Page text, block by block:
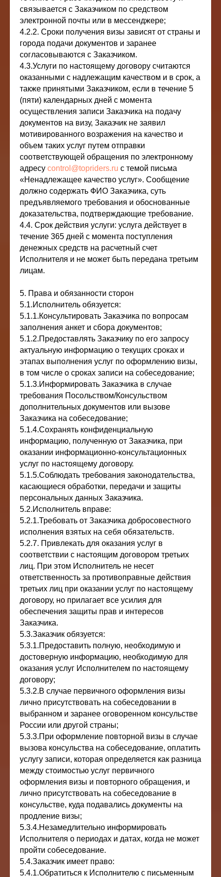
связывается с Заказчиком по средством
электронной почты или в мессенджере;
4.2.2. Сроки получения визы зависят от страны и
города подачи документов и заранее
согласовываются с Заказчиком.
4.3.Услуги по настоящему договору считаются
оказанными с надлежащим качеством и в срок, а
также принятыми Заказчиком, если в течение 5
(пяти) календарных дней с момента
осуществления записи Заказчика на подачу
документов на визу, Заказчик не заявил
мотивированного возражения на качество и
объем таких услуг путем отправки
соответствующей обращения по электронному
адресу control@topriders.ru с темой письма
«Ненадлежащее качество услуг». Сообщение
должно содержать ФИО Заказчика, суть
предъявляемого требования и обоснованные
доказательства, подтверждающие требование.
4.4. Срок действия услуги: услуга действует в
течение 365 дней с момента поступления
денежных средств на расчетный счет
Исполнителя и не может быть передана третьим
лицам.
5. Права и обязанности сторон
5.1.Исполнитель обязуется:
5.1.1.Консультировать Заказчика по вопросам
заполнения анкет и сбора документов;
5.1.2.Предоставлять Заказчику по его запросу
актуальную информацию о текущих сроках и
этапах выполнения услуг по оформлению визы,
в том числе о сроках записи на собеседование;
5.1.3.Информировать Заказчика в случае
требования Посольством/Консульством
дополнительных документов или вызове
Заказчика на собеседование;
5.1.4.Сохранять конфиденциальную
информацию, полученную от Заказчика, при
оказании информационно-консультационных
услуг по настоящему договору.
5.1.5.Соблюдать требования законодательства,
касающиеся обработки, передачи и защиты
персональных данных Заказчика.
5.2.Исполнитель вправе:
5.2.1.Требовать от Заказчика добросовестного
исполнения взятых на себя обязательств.
5.2.7. Привлекать для оказания услуг в
соответствии с настоящим договором третьих
лиц. При этом Исполнитель не несет
ответственность за противоправные действия
третьих лиц при оказании услуг по настоящему
договору, но прилагает все усилия для
обеспечения защиты прав и интересов
Заказчика.
5.3.Заказчик обязуется:
5.3.1.Предоставить полную, необходимую и
достоверную информацию, необходимую для
оказания услуг Исполнителем по настоящему
договору;
5.3.2.В случае первичного оформления визы
лично присутствовать на собеседовании в
выбранном и заранее оговоренном консульстве
России или другой страны;
5.3.3.При оформление повторной визы в случае
вызова консульства на собеседование, оплатить
услугу записи, которая определяется как разница
между стоимостью услуг первичного
оформления визы и повторного обращения, и
лично присутствовать на собеседование в
консульстве, куда подавались документы на
продление визы;
5.3.4.Незамедлительно информировать
Исполнителя о периодах и датах, когда не может
пройти собеседование.
5.4.Заказчик имеет право:
5.4.1.Обратиться к Исполнителю с письменным